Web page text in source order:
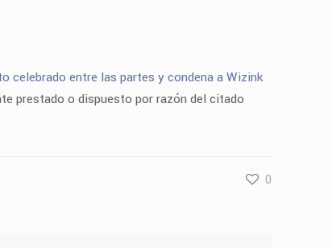
celebrado entre las partes y condena a Wizink
prestado o dispuesto por razón del citado
0